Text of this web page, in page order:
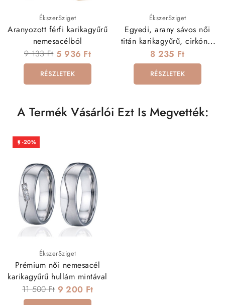
ÉkszerSziget
Aranyozott férfi karikagyűrű
nemesacélból
9 133 Ft 5 936 Ft
RÉSZLETEK
ÉkszerSziget
Egyedi, arany sávos női
titán karikagyűrű, cirkónia
kövekkel
8 235 Ft
RÉSZLETEK
A Termék Vásárlói Ezt Is Megvették:
 -20%
ÉkszerSziget
Prémium női nemesacél
karikagyűrű hullám mintával
11 500 Ft 9 200 Ft